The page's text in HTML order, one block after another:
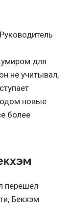
для
не учитывал,
новые
более
перешел
Бекхэм